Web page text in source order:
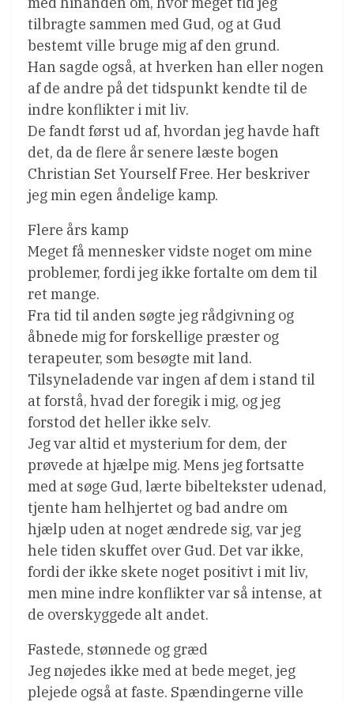
tilbragte sammen med Gud, og at Gud
bestemt ville bruge mig af den grund.
Han sagde også, at hverken han eller nogen
af de andre på det tidspunkt kendte til de
indre konflikter i mit liv.
De fandt først ud af, hvordan jeg havde haft
det, da de flere år senere læste bogen
Christian Set Yourself Free. Her beskriver
jeg min egen åndelige kamp.
Flere års kamp
Meget få mennesker vidste noget om mine
problemer, fordi jeg ikke fortalte om dem til
ret mange.
Fra tid til anden søgte jeg rådgivning og
åbnede mig for forskellige præster og
terapeuter, som besøgte mit land.
Tilsyneladende var ingen af dem i stand til
at forstå, hvad der foregik i mig, og jeg
forstod det heller ikke selv.
Jeg var altid et mysterium for dem, der
prøvede at hjælpe mig. Mens jeg fortsatte
med at søge Gud, lærte bibeltekster udenad,
tjente ham helhjertet og bad andre om
hjælp uden at noget ændrede sig, var jeg
hele tiden skuffet over Gud. Det var ikke,
fordi der ikke skete noget positivt i mit liv,
men mine indre konflikter var så intense, at
de overskyggede alt andet.
Fastede, stønnede og græd
Jeg nøjedes ikke med at bede meget, jeg
plejede også at faste. Spændingerne ville